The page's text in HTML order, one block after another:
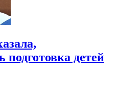
подготовка детей